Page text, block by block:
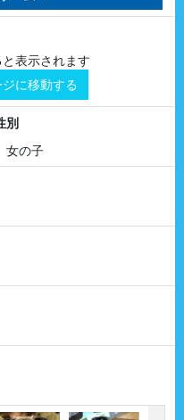
表示されます
に移動する
別
女の子